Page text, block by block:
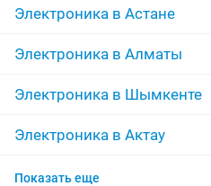
стиральная машина
беспроводные наушники
обмен ddr2 айфон
компьютер gtx
Электроника в Астане
Электроника в Алматы
Электроника в Шымкенте
Электроника в Актау
Электроника в Павлодаре
Показать еще